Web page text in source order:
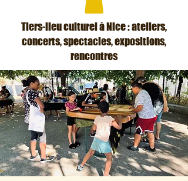
Tiers-lieu culturel à Nice : ateliers,
concerts, spectacles, expositions,
rencontres